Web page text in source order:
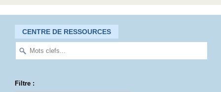
CENTRE DE RESSOURCES
Filtre :